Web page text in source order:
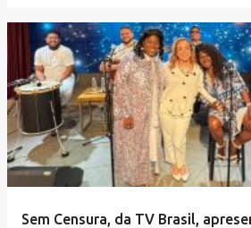
Sem Censura, da TV Brasil,